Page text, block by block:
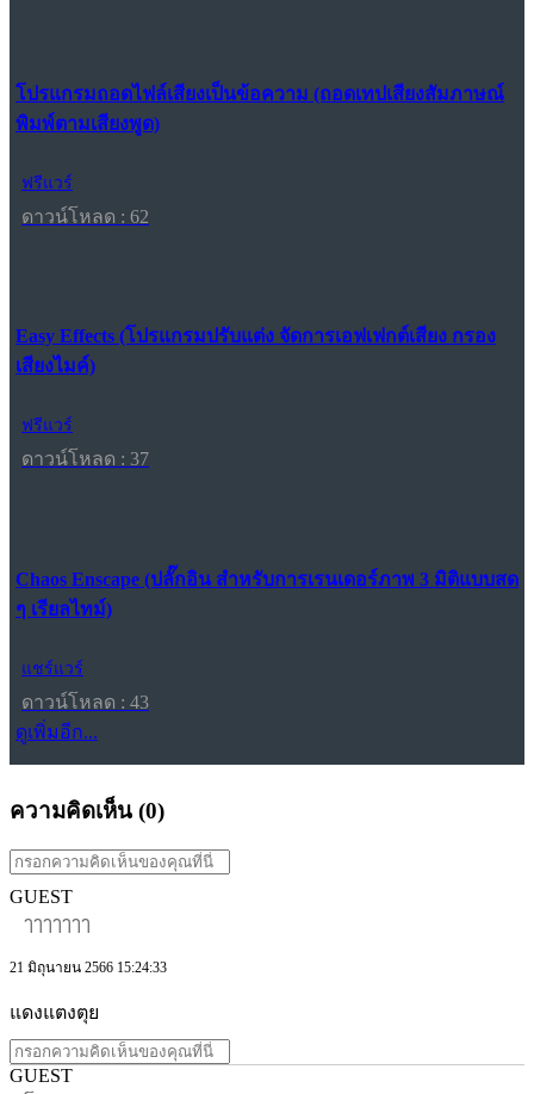
โปรแกรมถอดไฟล์เสียงเป็นข้อความ (ถอดเทปเสียงสัมภาษณ์
พิมพ์ตามเสียงพูด)
ฟรีแวร์
ดาวน์โหลด : 62
Easy Effects (โปรแกรมปรับแต่ง จัดการเอฟเฟกต์เสียง กรอง
เสียงไมค์)
ฟรีแวร์
ดาวน์โหลด : 37
Chaos Enscape (ปลั๊กอิน สำหรับการเรนเดอร์ภาพ 3 มิติแบบสด
ๆ เรียลไทม์)
แชร์แวร์
ดาวน์โหลด : 43
ดูเพิ่มอีก...
ความคิดเห็น (0)
GUEST
ๅๅๅๅๅๅๅ
21 มิถุนายน 2566 15:24:33
แดงแตงตุย
GUEST